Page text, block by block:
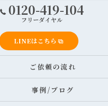
0120-419-104
フリーダイヤル
LINEはこちら
ご依頼の流れ
事例/ブログ